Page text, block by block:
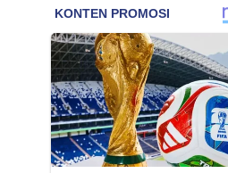
u
n
t
u